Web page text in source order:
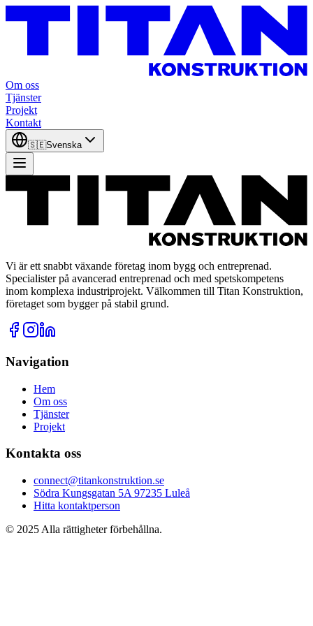
Om oss
Tjänster
Projekt
Kontakt
🇸🇪Svenska
Vi är ett snabbt växande företag inom bygg och entreprenad.
Specialister på avancerad entreprenad och med spetskompetens
inom komplexa industriprojekt. Välkommen till Titan Konstruktion,
företaget som bygger på stabil grund.
Navigation
Hem
Om oss
Tjänster
Projekt
Kontakta oss
connect@titankonstruktion.se
Södra Kungsgatan 5A 97235 Luleå
Hitta kontaktperson
© 2025 Alla rättigheter förbehållna.